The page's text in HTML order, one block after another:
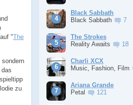
"The
sondern
zu
Black Sabbath
Black Sabbath
7
The Strokes
Reality Awaits
18
Charli XCX
Music, Fashion, Film
Ariana Grande
Petal
121